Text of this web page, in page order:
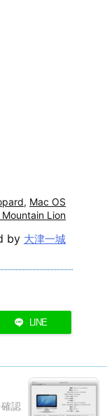
, Mac OS
Lion
by 大津一城
LINE
認